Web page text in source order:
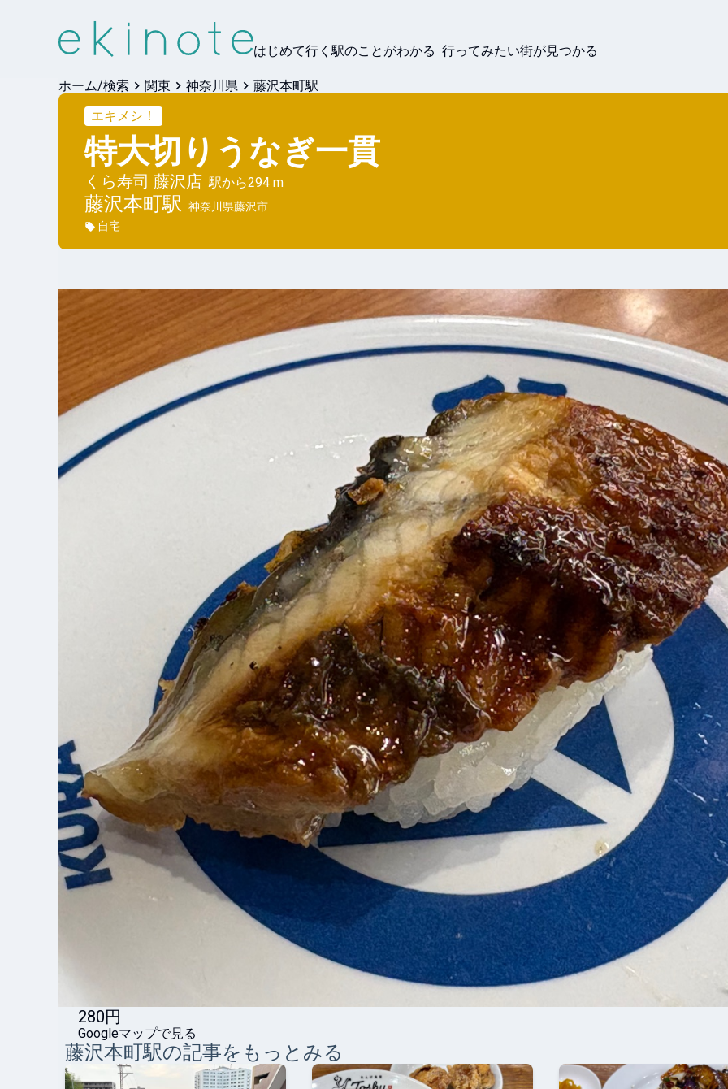
はじめて行く駅のことがわかる 行ってみたい街が見つかる
ホーム/検索 関東 神奈川県
藤沢本町駅
エキメシ！
特大切りうなぎ一貫
くら寿司 藤沢店 駅から294 m
藤沢本町駅 神奈川県藤沢市
自宅
280円
Googleマップで見る
藤沢本町駅の記事をもっとみる